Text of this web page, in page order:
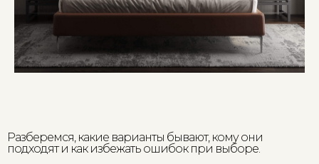
Разберемся, какие варианты бывают, кому они
подходят и как избежать ошибок при выборе.
Мебель для хранения
Столы